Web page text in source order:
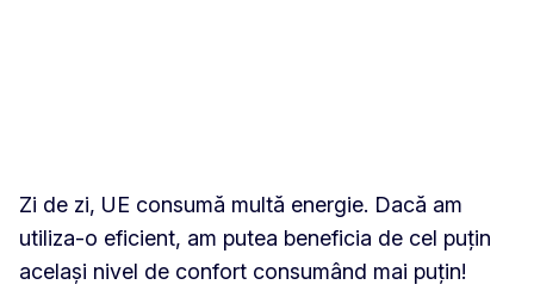
Zi de zi, UE consumă multă energie. Dacă am
utiliza-o eficient, am putea beneficia de cel puțin
același nivel de confort consumând mai puțin!